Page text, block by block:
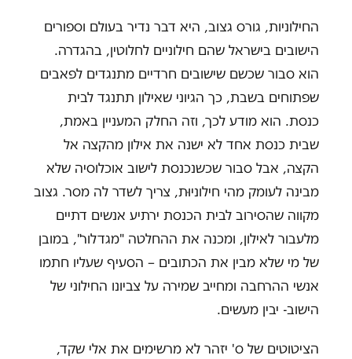
החילוניות, גורס גצוב, היא דבר נדיר בעולם וספורים
הישובים בישראל שהם חילוניים לחלוטין, בהגדרה.
הוא סבור שכשם שישובים חרדיים מתנגדים לפאבים
שפתוחים בשבת, כך הגיוני שאילון תתנגד לבית
כנסת. הוא מודע לכך, וזה החלק המעניין באמת,
שבית כנסת אחד לא ישנה את אילון מהקצה אל
הקצה, אבל סבור שכשנכנסת לישוב אוכלוסיה שלא
מבינה לעומק מהי חילוניוּת, צריך לשדר לה מסר. גצוב
מקווה שהסירוב לבית הכנסת ירתיע אנשים דתיים
מלעבור לאילון, ומכנה את ההחלטה "מגדלור", במובן
של מי שלא מבין את הכתובים – הסעיף שעליו חתמו
אנשי ההרחבה ומחייב שמירה על צביונו החילוני של
הישוב- יבין מעשים.
הציטוטים של ס' יזהר לא מרשימים את אלי שקד,